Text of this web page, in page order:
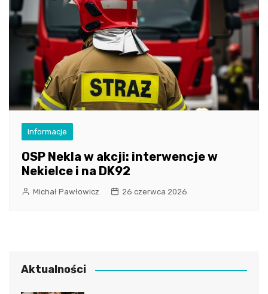
Informacje
OSP Nekla w akcji: interwencje w
Nekielce i na DK92
Michał Pawłowicz 26 czerwca 2026
Aktualności